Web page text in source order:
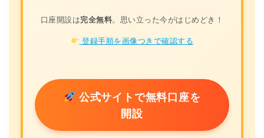
口座開設は完全無料。思い立った今がはじめどき！
登録手順を画像つきで確認する
公式サイトで無料口座を
開設